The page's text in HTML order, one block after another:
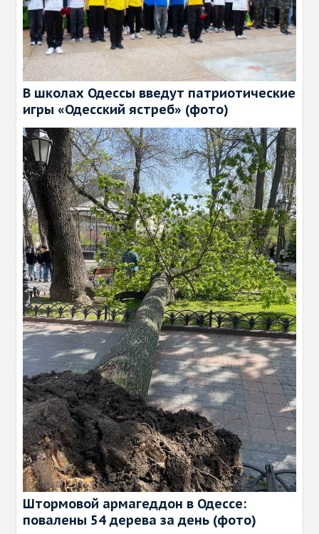
В школах Одессы введут патриотические
игры «Одесский ястреб» (фото)
Штормовой армагеддон в Одессе:
повалены 54 дерева за день (фото)